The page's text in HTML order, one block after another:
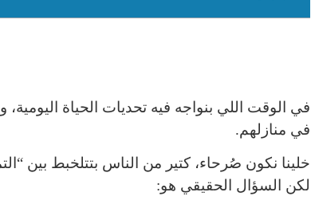
في الوقت اللي بنواجه فيه تحديات الحياة اليومية،
في منازلهم.
خلينا نكون صُرحاء، كتير من الناس بتتلخبط بين
لكن السؤال الحقيقي هو: